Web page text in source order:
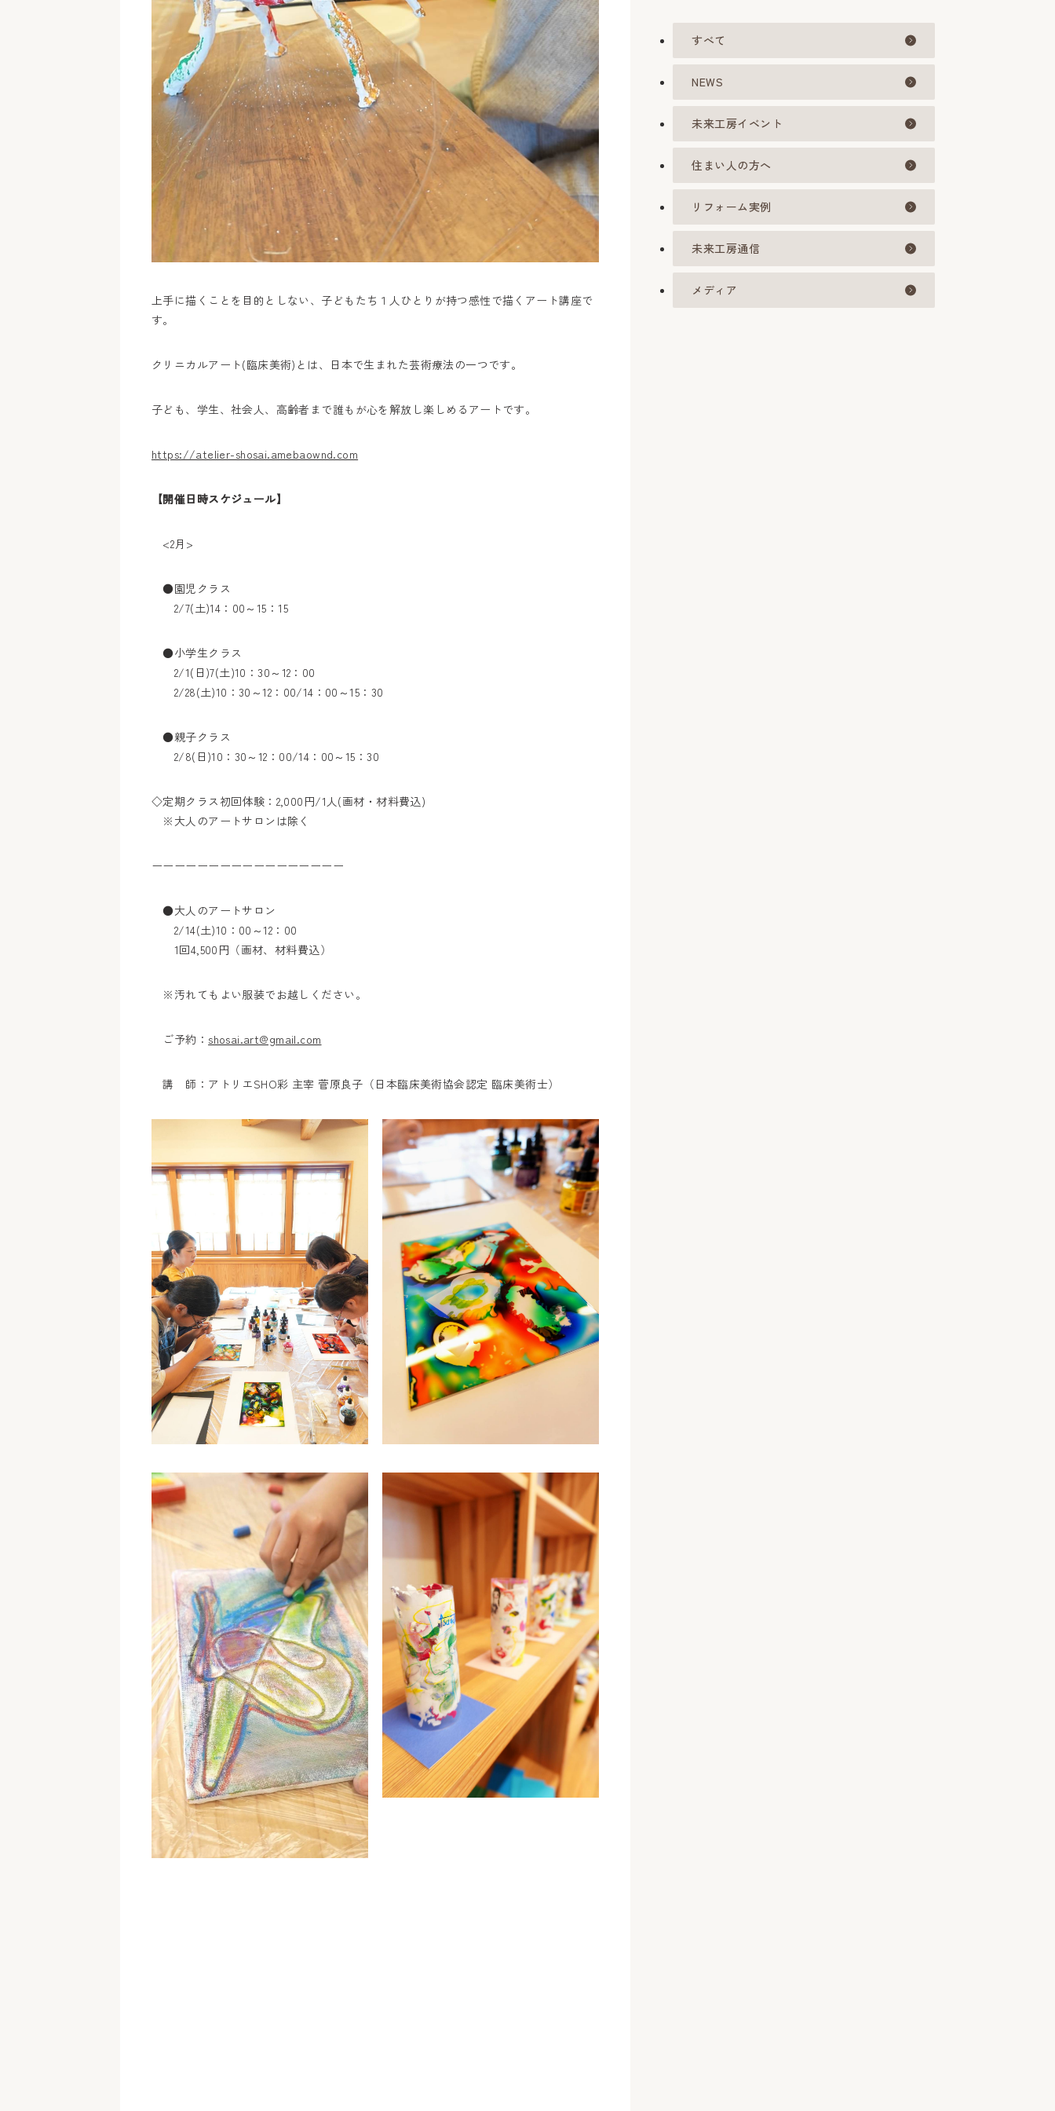
上手に描くことを目的としない、子どもたち１人ひとりが持つ感性で描くアート講座で
す。
クリニカルアート(臨床美術)とは、日本で生まれた芸術療法の一つです。
子ども、学生、社会人、高齢者まで誰もが心を解放し楽しめるアートです。
https://atelier-shosai.amebaownd.com
【開催日時スケジュール】
<2月>
●園児クラス
2/7(土)14：00～15：15
●小学生クラス
2/1(日)7(土)10：30～12：00
2/28(土)10：30～12：00/14：00～15：30
●親子クラス
2/8(日)10：30～12：00/14：00～15：30
◇定期クラス初回体験：2,000円/1人(画材・材料費込)
※大人のアートサロンは除く
ーーーーーーーーーーーーーーーーー
●大人のアートサロン
2/14(土)10：00～12：00
1回4,500円（画材、材料費込）
※汚れてもよい服装でお越しください。
ご予約： shosai.art@gmail.com
講 師：アトリエSHO彩 主宰 菅原良子（日本臨床美術協会認定 臨床美術士）
すべて
NEWS
未来工房イベント
住まい人の方へ
リフォーム実例
未来工房通信
メディア